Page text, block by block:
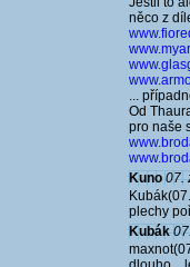
něco z
...
Od
pro naše
Kuno 07.
plechy
Kubák